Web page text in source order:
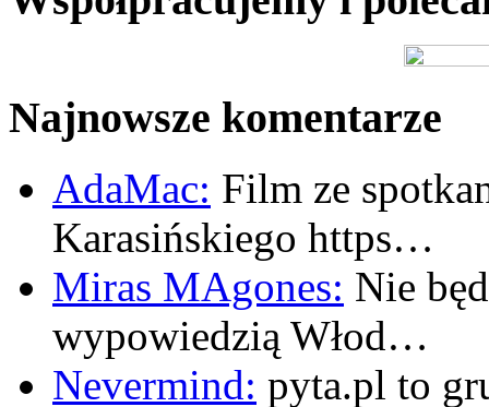
Najnowsze komentarze
AdaMac: Film ze
Karasińskiego https…
Miras MAgones: Nie
wypowiedzią Włod…
Nevermind: pyta.pl to